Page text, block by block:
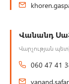
Վանանդ
Վարչության
060 47 41